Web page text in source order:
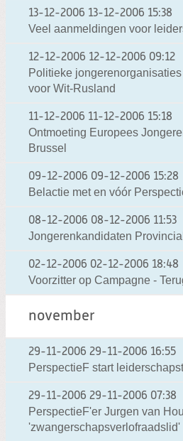
13-12-2006 13-12-2006 15:38
Veel aanmeldingen voor
12-12-2006 12-12-2006 09:12
Politieke
voor Wit-Rusland
11-12-2006 11-12-2006 15:18
Ontmoeting Europees
Brussel
09-12-2006 09-12-2006 15:28
Belactie met en vóór
08-12-2006 08-12-2006 11:53
Jongerenkandidaten
02-12-2006 02-12-2006 18:48
Voorzitter op Campagne -
november
29-11-2006 29-11-2006 16:55
PerspectieF start
29-11-2006 29-11-2006 07:38
PerspectieF'er Jurgen van
'zwangerschapsverlofraadslid'